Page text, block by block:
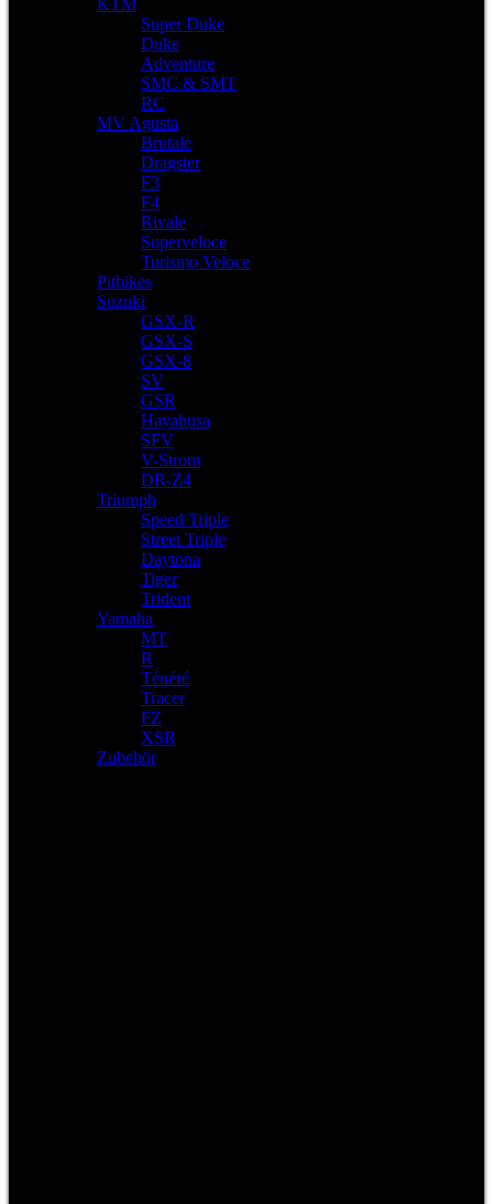
KTM
Super Duke
Duke
Adventure
SMC & SMT
RC
MV Agusta
Brutale
Dragster
F3
F4
Rivale
Superveloce
Turismo Veloce
Pitbikes
Suzuki
GSX-R
GSX-S
GSX-8
SV
GSR
Hayabusa
SFV
V-Strom
DR-Z4
Triumph
Speed Triple
Street Triple
Daytona
Tiger
Trident
Yamaha
MT
R
Ténéré
Tracer
FZ
XSR
Zubehör